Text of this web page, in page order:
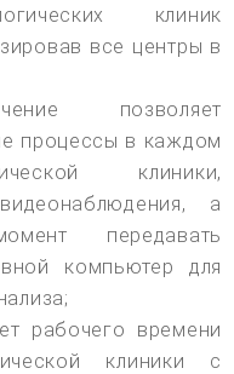
клиник
все центры в
позволяет
процессы в каждом
клиники,
а
передавать
компьютер для
рабочего времени
клиники с